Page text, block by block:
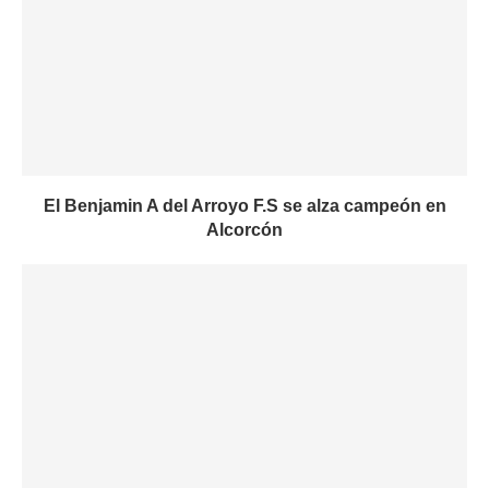
El Benjamin A del Arroyo F.S se alza campeón en
Alcorcón